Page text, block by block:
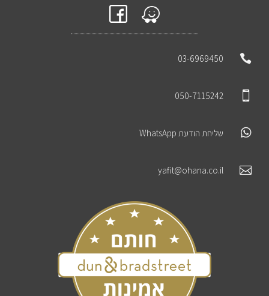

03-6969450

050-7115242
 שליחת הודעת WhatsApp

yafit@ohana.co.il